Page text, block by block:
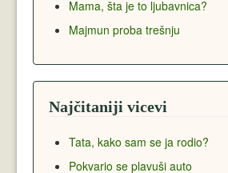
Mama, šta je to ljubavnica?
Majmun proba trešnju
Najčitaniji vicevi
Tata, kako sam se ja rodio?
Pokvario se plavuši auto